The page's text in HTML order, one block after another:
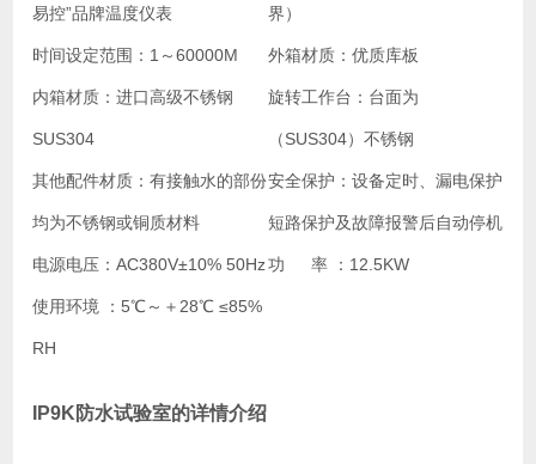
易控”品牌温度仪表 界）
时间设定范围： 1～60000M 外箱材质： 优质库板
内箱材质：进口高级不锈钢
SUS304
旋转工作台： 台面为
（SUS304）不锈钢
其他配件材质：有接触水的部份
均为不锈钢或铜质材料
安全保护： 设备定时、漏电保护
短路保护及故障报警后自动停机
电源电压：AC380V±10% 50Hz功 率 ： 12.5KW
使用环境 ：5℃～＋28℃ ≤85%
RH
IP9K防水试验室的详情介绍